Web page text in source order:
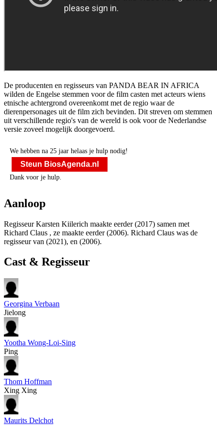
De producenten en regisseurs van PANDA BEAR IN AFRICA
wilden de Engelse stemmen voor de film casten met acteurs wiens
etnische achtergrond overeenkomt met de regio waar de
dierenpersonages uit de film zich bevinden. Dit streven om stemmen
uit verschillende regio's van de wereld is ook voor de Nederlandse
versie zoveel mogelijk doorgevoerd.
We hebben na 25 jaar helaas je hulp nodig!
Steun BiosAgenda.nl
Dank voor je hulp.
Aanloop
Regisseur Karsten Kiilerich maakte eerder(2017) samen met
Richard Claus , ze maakte eerder(2006). Richard Claus was de
regisseur van (2021), en (2006).
Cast & Regisseur
Georgina Verbaan
Jielong
Yootha Wong-Loi-Sing
Ping
Thom Hoffman
Xing Xing
Maurits Delchot